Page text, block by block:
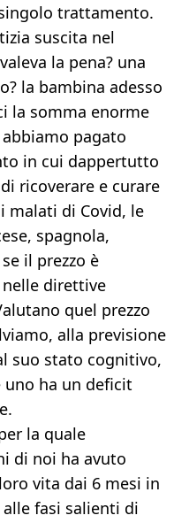
trattamento.
suscita nel
la pena? una
la bambina adesso
la somma enorme
pagato
in cui dappertutto
ricoverare e curare
malati di Covid, le
spagnola,
il prezzo è
direttive
quel prezzo
alla previsione
suo stato cognitivo,
uno ha un deficit
la quale
di noi ha avuto
vita dai 6 mesi in
fasi salienti di